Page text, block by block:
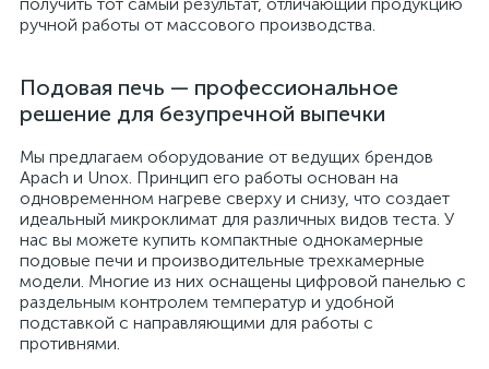
ручной работы от массового производства.
Подовая печь — профессиональное
решение для безупречной выпечки
Мы предлагаем оборудование от ведущих брендов
Apach и Unox. Принцип его работы основан на
одновременном нагреве сверху и снизу, что создает
идеальный микроклимат для различных видов теста. У
нас вы можете купить компактные однокамерные
подовые печи и производительные трехкамерные
модели. Многие из них оснащены цифровой панелью с
раздельным контролем температур и удобной
подставкой с направляющими для работы с
противнями.